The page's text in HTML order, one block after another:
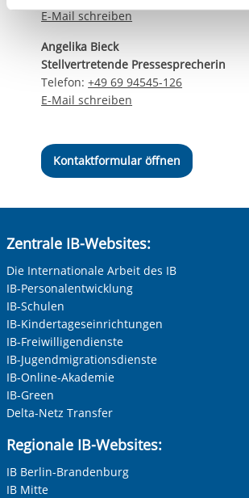
aufgerufenen und somit gewünschten
berechtigter Interessen und daher
Einwilligung.
E-Mail schreiben
Angelika Bieck
Stellvertretende Pressesprecherin
Telefon:+49 69 94545-126
E-Mail schreiben
Kontaktformular öffnen
Zentrale IB-Websites:
Die Internationale Arbeit des IB
IB-Personalentwicklung
IB-Schulen
IB-Kindertageseinrichtungen
IB-Freiwilligendienste
IB-Jugendmigrationsdienste
IB-Online-Akademie
IB-Green
Delta-Netz Transfer
Regionale IB-Websites:
IB Berlin-Brandenburg
IB Mitte